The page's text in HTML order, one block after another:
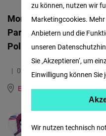
Monika Zajkova von der
Partei möchte als
Politikerinnen in ihrem
07.09.2022
12.5 Minuten
East and Southeast Europe
Martin Dimitrov
Wir nutzen technisch
zu können, nutzen wir
Marketingcookies.
Anbietern und die
unseren
Sie ‚Akzeptieren‘, um
Einwilligung können